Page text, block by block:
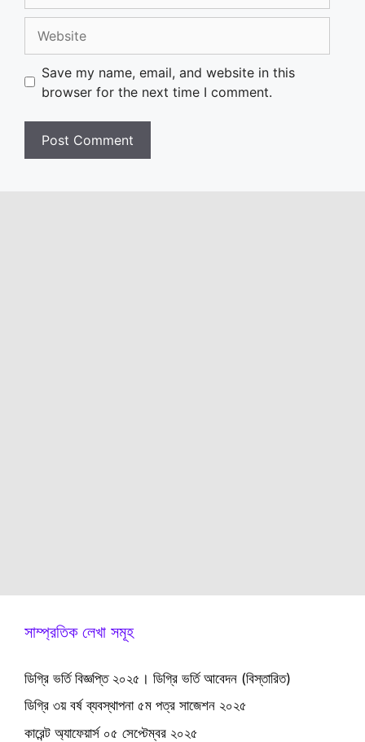
Save my name, email, and website in this
browser for the next time I comment.
সাম্প্রতিক লেখা সমূহ
ডিগ্রি ভর্তি বিজ্ঞপ্তি ২০২৫। ডিগ্রি ভর্তি আবেদন (বিস্তারিত)
ডিগ্রি ৩য় বর্ষ ব্যবস্থাপনা ৫ম পত্র সাজেশন ২০২৫
কারেন্ট অ্যাফেয়ার্স ০৫ সেপ্টেম্বর ২০২৫